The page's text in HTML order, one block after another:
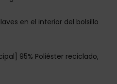
en el interior del bolsillo
95% Poliéster reciclado,